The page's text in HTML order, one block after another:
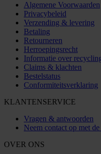
Algemene Voorwaarden
Privacybeleid
Verzending & levering
Betaling
Retourneren
Herroepingsrecht
Informatie over
Claims & klachten
Bestelstatus
Conformiteitsverklaring
KLANTENSERVICE
Vragen & antwoorden
Neem contact op met
OVER ONS